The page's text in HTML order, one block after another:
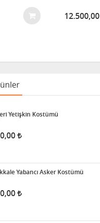
12.500,00
Yetişkin Kostümü
Yabancı Asker Kostümü